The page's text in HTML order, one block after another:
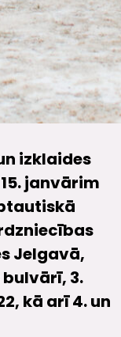
izklaides
janvārim
Jelgavā,
3.
kā arī 4. un